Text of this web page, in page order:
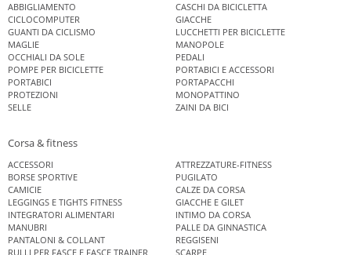
ABBIGLIAMENTO
CASCHI DA BICICLETTA
CICLOCOMPUTER
GIACCHE
GUANTI DA CICLISMO
LUCCHETTI PER BICICLETTE
MAGLIE
MANOPOLE
OCCHIALI DA SOLE
PEDALI
POMPE PER BICICLETTE
PORTABICI E ACCESSORI
PORTABICI
PORTAPACCHI
PROTEZIONI
MONOPATTINO
SELLE
ZAINI DA BICI
Corsa & fitness
ACCESSORI
ATTREZZATURE-FITNESS
BORSE SPORTIVE
PUGILATO
CAMICIE
CALZE DA CORSA
LEGGINGS E TIGHTS FITNESS
GIACCHE E GILET
INTEGRATORI ALIMENTARI
INTIMO DA CORSA
MANUBRI
PALLE DA GINNASTICA
PANTALONI & COLLANT
REGGISENI
RULLI PER FASCE E FASCE TRAINER
SCARPE